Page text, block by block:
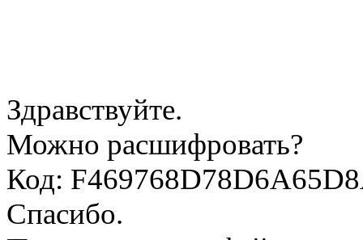
Здравствуйте.
Можно расшифровать?
Код:
Спасибо.